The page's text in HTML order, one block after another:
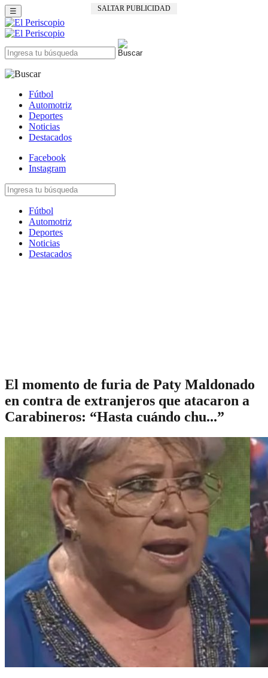
SALTAR PUBLICIDAD
☰
Fútbol
Automotriz
Deportes
Noticias
Destacados
Facebook
Instagram
Fútbol
Automotriz
Deportes
Noticias
Destacados
El momento de furia de Paty Maldonado
en contra de extranjeros que atacaron a
Carabineros: “Hasta cuándo chu...”